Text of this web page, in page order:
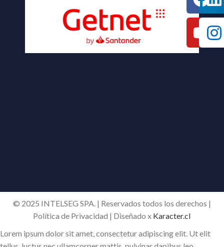
© 2025 INTELSEG SPA. | Reservados todos los derechos |
Política de Privacidad | Diseñado x Karacter.cl
Lorem ipsum dolor sit amet, consectetur adipiscing elit. Ut elit